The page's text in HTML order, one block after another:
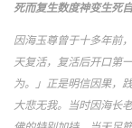
死而复生数度神变生死
因海玉尊曾于十多年前
天复活，复活后开口第
为。」正是明信因果，
大悲无我。当时因海长